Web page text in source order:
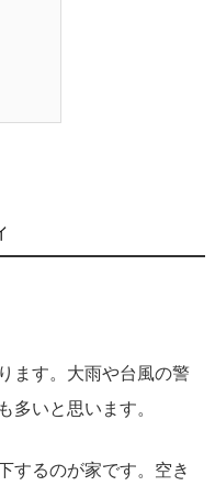
ます。大雨や台風の警
いと思います。
するのが家です。空き